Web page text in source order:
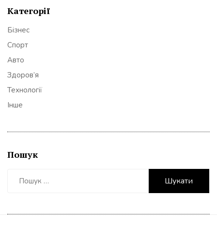
Категорії
Бізнес
Спорт
Авто
Здоров’я
Технології
Інше
Пошук